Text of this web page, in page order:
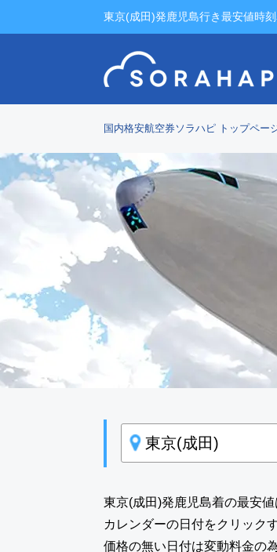
東京(成田)発鹿児島行き最安値時
国内格安航空券ソラハピ トップペー
東京(成田)発鹿児島着の最安値
カレンダーの日付をクリック
価格の無い日付は変動料金の